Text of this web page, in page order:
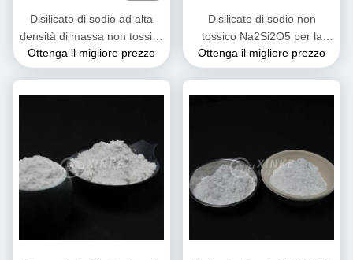
Disilicato di sodio ad alta
densità di massa non tossico
e non infiammabile
Ottenga il migliore prezzo
Disilicato di sodio non
tossico Na2Si2O5 per la
produzione di ceramiche con
proprietà chimiche e integrità
Ottenga il migliore prezzo